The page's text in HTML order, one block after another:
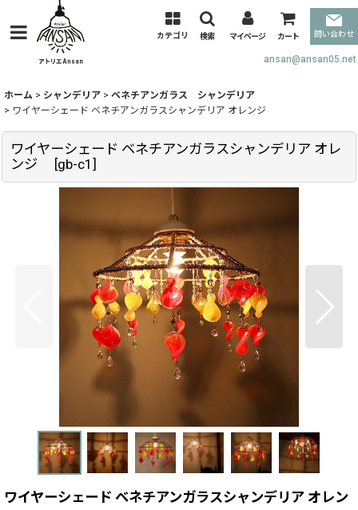
カテゴリ 検索 マイページ カート 問い合わせ
ansan@ansan05.net
ホーム > シャンデリア > ベネチアンガラス シャンデリア
> ワイヤーシェード ベネチアンガラスシャンデリア オレンジ
ワイヤーシェード ベネチアンガラスシャンデリア オレ
ンジ
[gb-c1 ]
ワイヤーシェード ベネチアンガラスシャンデリア オレン